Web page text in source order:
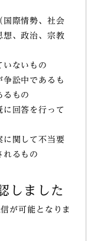
国際情勢、社会
想、政治、宗教
いないもの
訟中であるも
るもの
に回答を行って
に関して不当要
れるもの
しました
が可能となりま